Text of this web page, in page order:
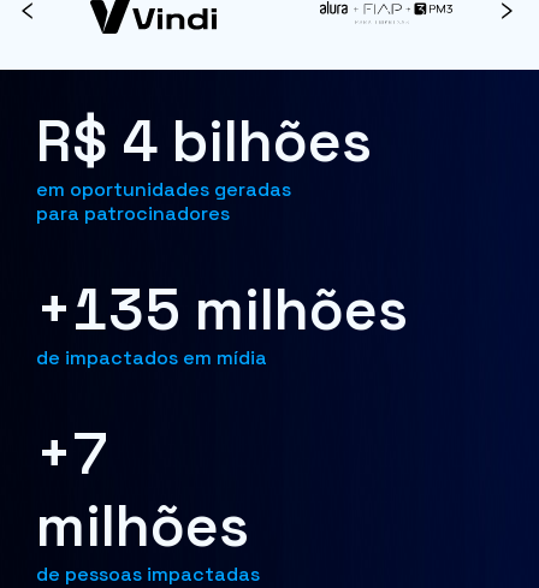
R$ 4 bilhões
em oportunidades geradas
para patrocinadores
+135 milhões
de impactados em mídia
+7
milhões
de pessoas impactadas